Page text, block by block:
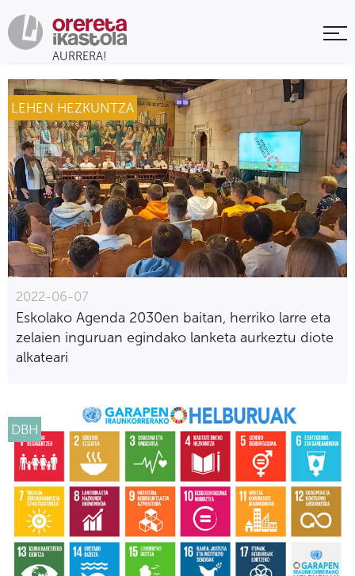
LEHEN HEZKUNTZA
2022-06-07
Eskolako Agenda 2030en baitan, herriko larre eta
zelaien inguruan egindako lanketa aurkeztu diote
alkateari
DBH